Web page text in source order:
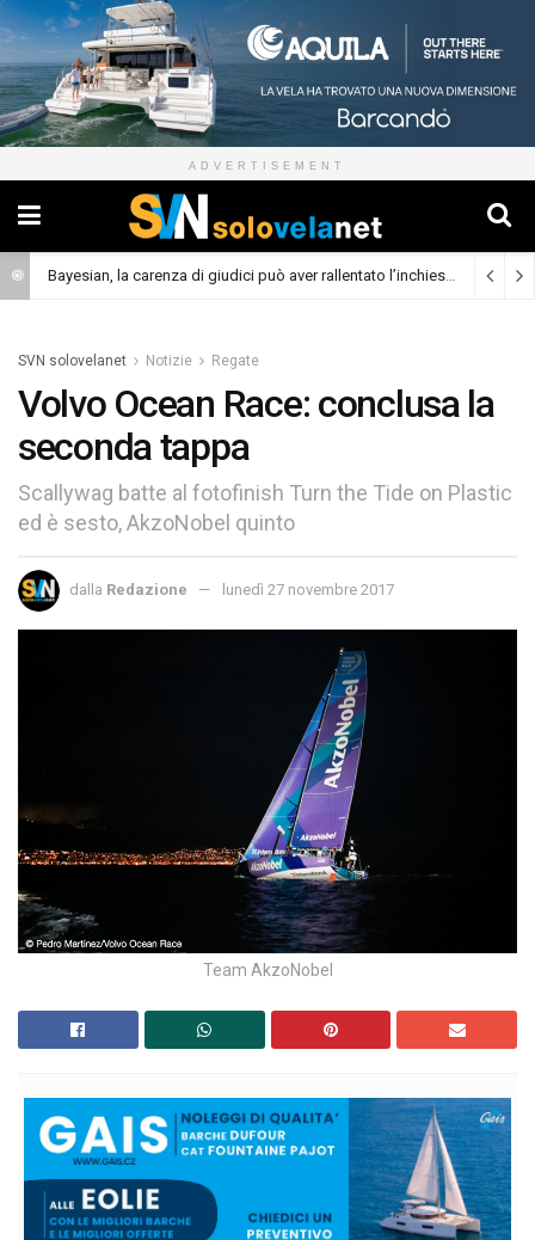
ADVERTISEMENT
Bayesian, la carenza di giudici può aver rallentato l’inchiesta (Cronaca)
SVN solovelanet Notizie Regate
Volvo Ocean Race: conclusa la
seconda tappa
Scallywag batte al fotofinish Turn the Tide on Plastic
ed è sesto, AkzoNobel quinto
dalla Redazione lunedì 27 novembre 2017
Team AkzoNobel